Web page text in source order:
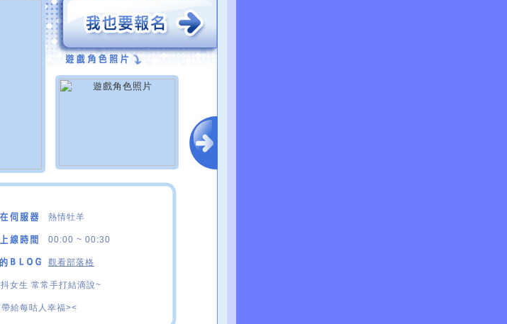
熱情牡羊
00:00 ~ 00:30
觀看部落格
女生 常常手打結滴說~
給每咕人幸福><